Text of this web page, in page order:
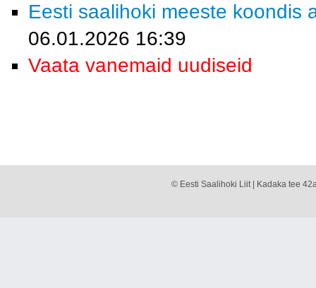
Eesti saalihoki meeste koondis
06.01.2026 16:39
Vaata vanemaid uudiseid
© Eesti Saalihoki Liit | Kadaka tee